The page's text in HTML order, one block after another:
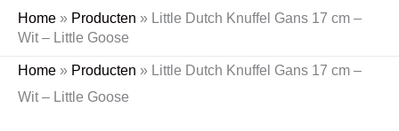
Home » Producten » Little Dutch Knuffel Gans 17 cm –
Wit – Little Goose
Home » Producten » Little Dutch Knuffel Gans 17 cm –
Wit – Little Goose
Oorspronkelijke
prijs
Huidige
prijs
Little
Knuffel